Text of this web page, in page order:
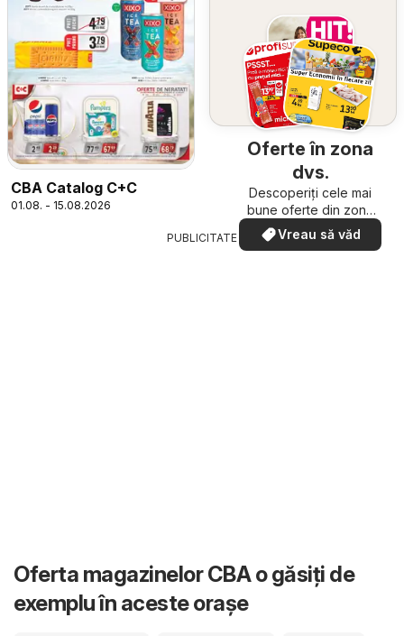
CBA Catalog C+C
01.08. - 15.08.2026
Oferte în zona
dvs.
Descoperiți cele mai
bune oferte din zona
dumneavoastră
Vreau să văd
PUBLICITATE
Oferta magazinelor CBA o găsiți de
exemplu în aceste orașe